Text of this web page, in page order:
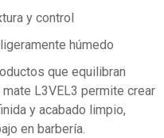
y control
húmedo
que equilibran
L3VEL3 permite crear
y acabado limpio,
en barbería.